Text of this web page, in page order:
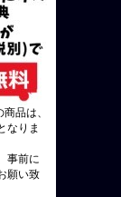
品は、
なりま
事前に
願い致